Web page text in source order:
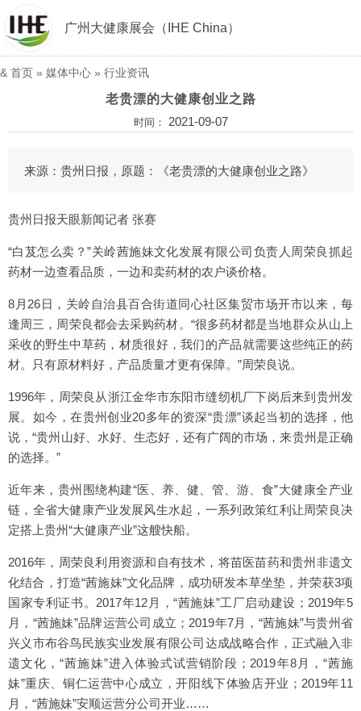
广州大健康展会（IHE China）
& 首页 » 媒体中心 » 行业资讯
老贵漂的大健康创业之路
时间： 2021-09-07
来源：贵州日报，原题：《老贵漂的大健康创业之路》
贵州日报天眼新闻记者 张赛
“白芨怎么卖？”关岭茜施妹文化发展有限公司负责人周荣良抓起
药材一边查看品质，一边和卖药材的农户谈价格。
8月26日，关岭自治县百合街道同心社区集贸市场开市以来，每
逢周三，周荣良都会去采购药材。“很多药材都是当地群众从山上
采收的野生中草药，材质很好，我们的产品就需要这些纯正的药
材。只有原材料好，产品质量才更有保障。”周荣良说。
1996年，周荣良从浙江金华市东阳市缝纫机厂下岗后来到贵州发
展。如今，在贵州创业20多年的资深“贵漂”谈起当初的选择，他
说，“贵州山好、水好、生态好，还有广阔的市场，来贵州是正确
的选择。”
近年来，贵州围绕构建“医、养、健、管、游、食”大健康全产业
链，全省大健康产业发展风生水起，一系列政策红利让周荣良决
定搭上贵州“大健康产业”这艘快船。
2016年，周荣良利用资源和自有技术，将苗医苗药和贵州非遗文
化结合，打造“茜施妹”文化品牌，成功研发本草坐垫，并荣获3项
国家专利证书。2017年12月，“茜施妹”工厂启动建设；2019年5
月，“茜施妹”品牌运营公司成立；2019年7月，“茜施妹”与贵州省
兴义市布谷鸟民族实业发展有限公司达成战略合作，正式融入非
遗文化，“茜施妹”进入体验式试营销阶段；2019年8月，“茜施
妹”重庆、铜仁运营中心成立，开阳线下体验店开业；2019年11
月，“茜施妹”安顺运营分公司开业……